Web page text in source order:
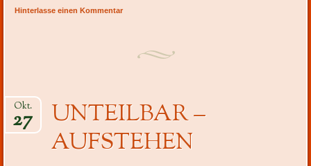
Hinterlasse einen Kommentar
UNTEILBAR –
AUFSTEHEN
Okt.
27